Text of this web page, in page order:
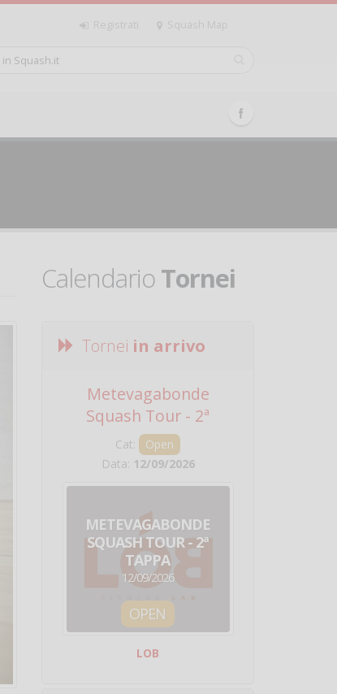
Registrati Squash Map
CalendarioTornei
Tornei in arrivo
Metevagabonde
Squash Tour - 2ª
Tappa
Cat:
Open
Data: 12/09/2026
METEVAGABONDE
SQUASH TOUR - 2ª
TAPPA
12/09/2026
OPEN
LOB